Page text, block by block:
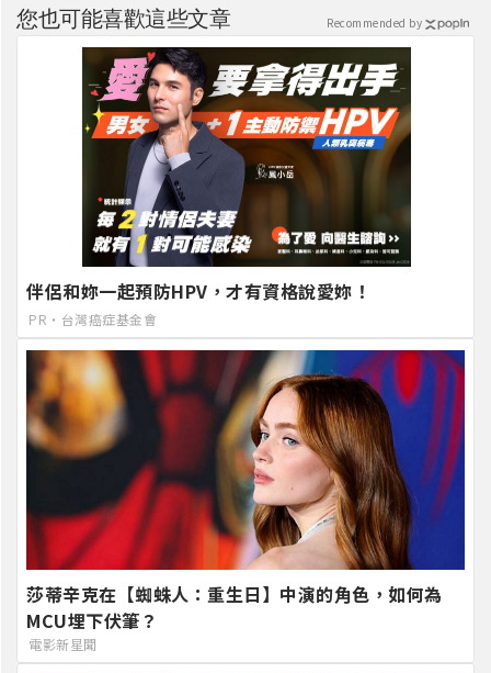
您也可能喜歡這些文章
伴侶和妳一起預防HPV，才有資格說愛妳！
PR・台灣癌症基金會
莎蒂辛克在【蜘蛛人：重生日】中演的角色，如何為
MCU埋下伏筆？
電影新星聞
Recommended by